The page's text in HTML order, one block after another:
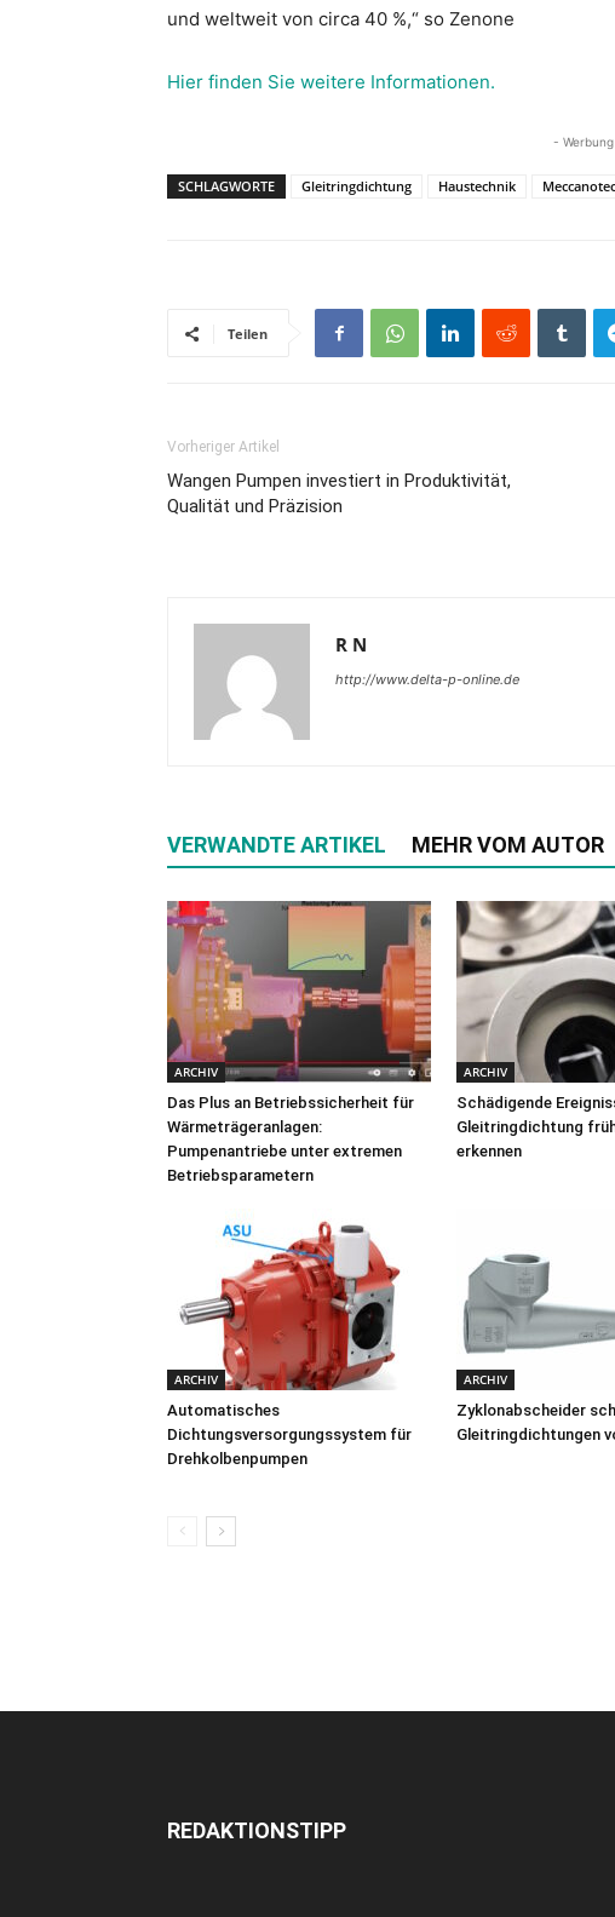
und weltweit von circa 40 %,“ so Zenone
Hier finden Sie weitere Informationen.
-
SCHLAGWORTE Gleitringdichtung Haustechnik
Teilen
Vorheriger Artikel
Wangen Pumpen investiert in Produktivität,
Qualität und Präzision
R N
http://www.delta-p-online.de
VERWANDTE ARTIKEL MEHR VOM AUTOR
ARCHIV
Das Plus an Betriebssicherheit für
Wärmeträgeranlagen:
Pumpenantriebe unter extremen
Betriebsparametern
ARCHIV
Schädigende
Gleitringdichtung
erkennen
ARCHIV
Automatisches
Dichtungsversorgungssystem für
Drehkolbenpumpen
ARCHIV
Zyklonabscheider
Gleitringdichtungen
REDAKTIONSTIPP